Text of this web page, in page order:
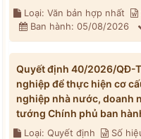
Loại: Văn bản hợp nhất
Ban hành: 05/08/2026
Quyết định 40/2026/QĐ-
nghiệp để thực hiện cơ
nghiệp nhà nước, doanh
tướng Chính phủ ban
Loại: Quyết định Số